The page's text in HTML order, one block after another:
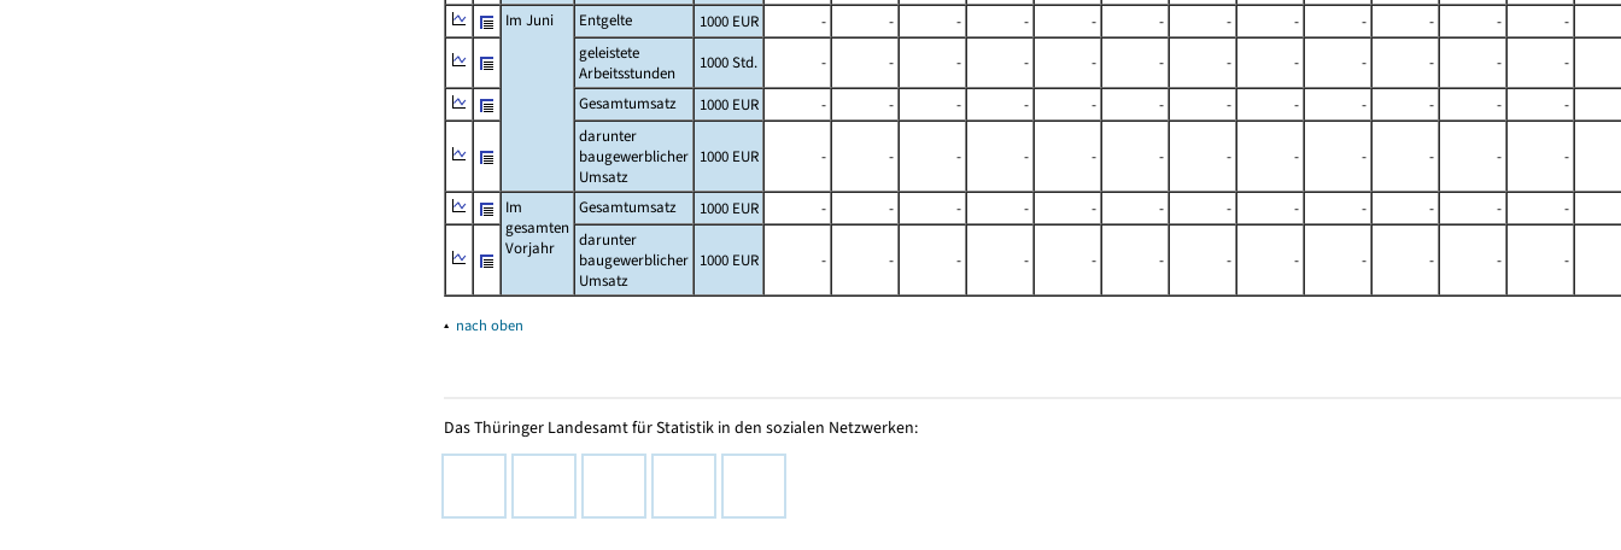
Im Juni
Entgelte 1000 EUR - - - - - - - - - - -
-
geleistete
Arbeitsstunden
1000 Std. - - - - - - - - - - -
-
Gesamtumsatz
1000 EUR - - - - - - - - - - -
-
darunter
baugewerblicher
Umsatz
1000 EUR - - - - - - - - - - - -
Im
gesamten
Vorjahr
Gesamtumsatz 1000 EUR - - - - - - - - - - -
-
darunter
baugewerblicher
Umsatz
1000 EUR - - - - - - - - - - - -
▴ nach oben
Das Thüringer Landesamt für Statistik in den sozialen Netzwerken: